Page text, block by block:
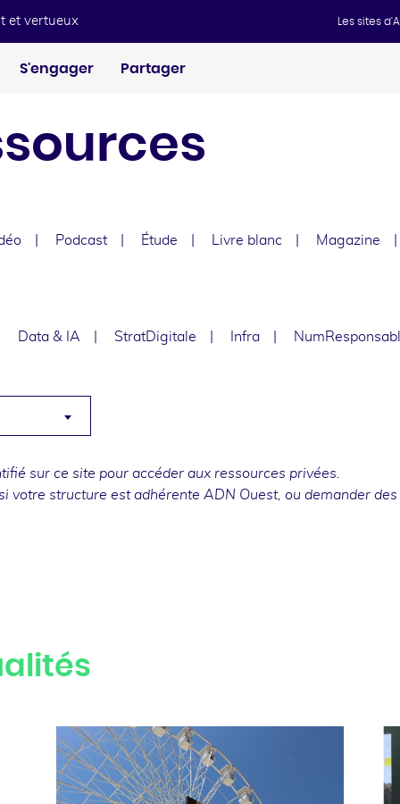
et vertueux Les sites
S'engager Partager
Podcast Étude Livre blanc Magazine
Data & IA StratDigitale Infra
sur ce site pour accéder aux ressources privées.
votre structure est adhérente ADN Ouest, ou demander